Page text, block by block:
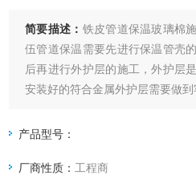
简要描述： 铁皮管道保温玻璃棉
伍管道保温需要先进行保温管壳
后再进行外护层的施工，外护层
安装好的符合金属外护层需要做到
产品型号：
厂商性质： 工程商